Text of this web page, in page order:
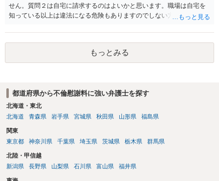
せん。質問２は自宅に請求するのはよいかと思います。職場は自宅を
知っている以上は違法になる危険もありますのでしない方が良いで
かと思います。有責配偶者ですので相手方からの離婚は拒否しても仮
に訴訟されても法的に成立しません。質問５は認知すると養育費支払
い、相続権が発生します。合意があれば法的に可能ですが法律で強制
することはできません。質問６は可能です。質問７は不貞行為の写真
もっとみる
都道府県から不倫慰謝料に強い弁護士を探す
北海道・東北
北海道
青森県 岩手県 宮城県 秋田県 山形県 福島県
関東
東京都
神奈川県 千葉県 埼玉県 茨城県 栃木県 群馬県
北陸・甲信越
新潟県
長野県 山梨県 石川県 富山県 福井県